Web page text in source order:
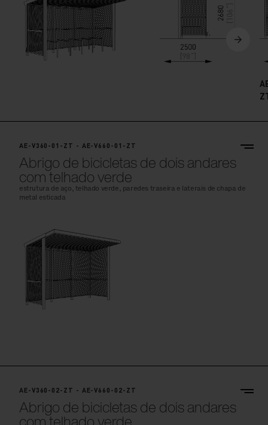
AE-V360-01-ZT - AE-V660-01-ZT
Abrigo de bicicletas de dois andares
com telhado verde
estrutura de aço, telhado verde, paredes traseira e laterais de chapa de
metal esticada
AE-V360-02-ZT - AE-V660-02-ZT
Abrigo de bicicletas de dois andares